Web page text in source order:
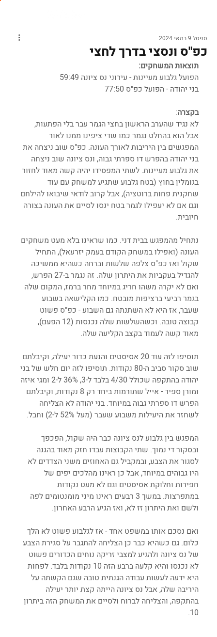
כפ"ס ונסצי בדרך לחצי
ספסל 9 במאי 2024
תוצאות המשחקים:
הפועל גלבוע מעיינות - עירוני נס ציונה 59:49
בני יהודה - הפועל כפ"ס 77:50
בקצרה:
לא נגיד שהערב הראשון בחצי הגמר עבר בלי הפתעות,
אבל הוא בהחלט נגמר כמו שדי ציפינו ממנו לאור
המפגשים בין היריבות לאורך העונה. כפ"ס שוב ניצחה את
בני יהודה בהפרש דו ספרתי גבוה, ונס ציונה שוב ניצחה
את גלבוע מעיינות. לשתי המפסידו יהיה קשה מאוד לחזור
בגומלין בחוץ (בטח גלבוע שתגיע למשחק עם עוד
שחקנית פחות ברוטציה), אבל קרוב לודאי שיבואו להילחם
וגם אם לא יעפילו לגמר בטח ינסו לסיים את העונה בצורה
חיובית.
נתחיל מהמפגש בבית דני. כמו שראינו בלא מעט משחקים
העונה (ואפילו במשחק הקודם בעמק יזרעאל), התחיל
שקול ואז כפ"ס צלפה שלשות וברחה כשהיא ממשיכה
להגדיל בעקביות את היתרון שלה. זה נגמר ב-27 הפרש,
ואם לא יקרה משהו חריג במיוחד מחר ברמז, המקום שלה
בגמר רביעי ברציפות מובטח. כמו הקלישאה בשבוע
שעבר, אז היא לא השתנתה גם השבוע - כפ"ס פשוט
קבוצה טובה. וכשהשלשות שלה נכנסות (12 הפעם),
מאוד קשה לעמוד בקצב הקליעה שלה.
תוסיפו לזה עוד 20 אסיסטים והנעת כדור יעילה, וקיבלתם
שוב סקור סביב ה-80 נקודות. תוסיפו לזה יום חלש של בני
יהודה בהתקפה שכולל 4/30 בלבד ל-3, 36% ל-2 ומגי איזה
ומורן ספיר - אייל שתורמות ביחד רק 8 נקודות, וקיבלתם
הפרש דו ספרתי גבוה במיוחד. בני יהודה לא הצליחה
לשחזר את היעילות משבוע שעבר (מעל 52% ל-2) וחבל.
המפגש בין גלבוע לנס ציונה כבר היה שקול, הפכפך
ובסקור די נמוך. שתי הקבוצות עבדו חזק מאוד בהגנה
לסגור את הצבע, ובמקביל גם האחוזים משני הצדדים לא
היו גבוהים במיוחד, אבל כן ראינו מהלכים יפים של
חפירות וחלוקת אסיסטים וגם לא מעט נקודות
במתפרצות. במשך 3 רבעים ראינו מיני מומנטומים לפה
ולשם ואת היתרון זז לא, ואז הגיע הרבע האחרון.
ואם נסכם אותו במשפט אחד - אז לגלבוע פשוט לא הלך
כלום. גם כשהיא כבר כן הצליחה להתגבר על סגירת הצבע
של נס ציונה ולהגיע למצבי זריקה נוחים הכדורים פשוט
לא נכנסו והיא קלעה ברבע הזה 10 נקודות בלבד. לפחות
היא ידעה לעשות עבודה הגנתית טובה שגם הקשתה על
היריבה שלה, אבל נס ציונה הייתה קצת יותר יעילה
בהתקפה, והצליחה לברוח ולסיים את המשחק הזה ביתרון
10.